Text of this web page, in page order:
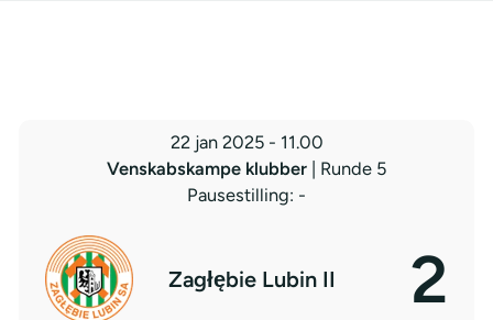
22 jan 2025 - 11.00
Venskabskampe klubber
| Runde 5
Pausestilling: -
Zagłębie Lubin II 2